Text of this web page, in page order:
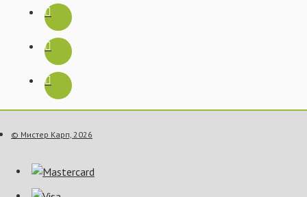
© Мистер Карп, 2026